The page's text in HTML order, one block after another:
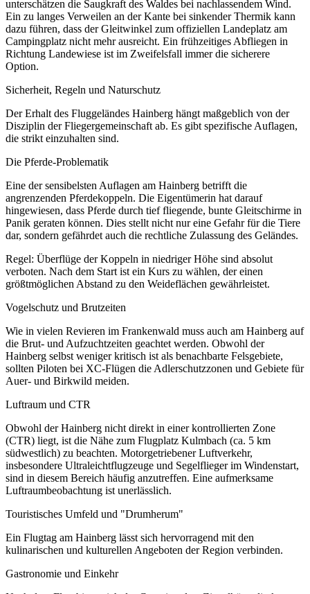
unterschätzen die Saugkraft des Waldes bei nachlassendem Wind.
Ein zu langes Verweilen an der Kante bei sinkender Thermik kann
dazu führen, dass der Gleitwinkel zum offiziellen Landeplatz am
Campingplatz nicht mehr ausreicht. Ein frühzeitiges Abfliegen in
Richtung Landewiese ist im Zweifelsfall immer die sicherere
Option.
Sicherheit, Regeln und Naturschutz
Der Erhalt des Fluggeländes Hainberg hängt maßgeblich von der
Disziplin der Fliegergemeinschaft ab. Es gibt spezifische Auflagen,
die strikt einzuhalten sind.
Die Pferde-Problematik
Eine der sensibelsten Auflagen am Hainberg betrifft die
angrenzenden Pferdekoppeln. Die Eigentümerin hat darauf
hingewiesen, dass Pferde durch tief fliegende, bunte Gleitschirme in
Panik geraten können. Dies stellt nicht nur eine Gefahr für die Tiere
dar, sondern gefährdet auch die rechtliche Zulassung des Geländes.
Regel: Überflüge der Koppeln in niedriger Höhe sind absolut
verboten. Nach dem Start ist ein Kurs zu wählen, der einen
größtmöglichen Abstand zu den Weideflächen gewährleistet.
Vogelschutz und Brutzeiten
Wie in vielen Revieren im Frankenwald muss auch am Hainberg auf
die Brut- und Aufzuchtzeiten geachtet werden. Obwohl der
Hainberg selbst weniger kritisch ist als benachbarte Felsgebiete,
sollten Piloten bei XC-Flügen die Adlerschutzzonen und Gebiete für
Auer- und Birkwild meiden.
Luftraum und CTR
Obwohl der Hainberg nicht direkt in einer kontrollierten Zone
(CTR) liegt, ist die Nähe zum Flugplatz Kulmbach (ca. 5 km
südwestlich) zu beachten. Motorgetriebener Luftverkehr,
insbesondere Ultraleichtflugzeuge und Segelflieger im Windenstart,
sind in diesem Bereich häufig anzutreffen. Eine aufmerksame
Luftraumbeobachtung ist unerlässlich.
Touristisches Umfeld und "Drumherum"
Ein Flugtag am Hainberg lässt sich hervorragend mit den
kulinarischen und kulturellen Angeboten der Region verbinden.
Gastronomie und Einkehr